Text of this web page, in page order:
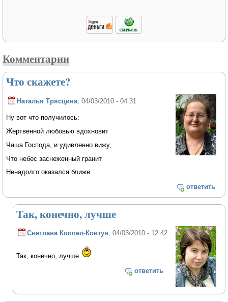
Комментарии
Что скажете?
Наталья Трясцина , 04/03/2010 - 04:31
Ну вот что получилось:
Жертвенной любовью вдохновит
Чаша Господа, и удивленно вижу,
Что небес заснеженный гранит
Ненадолго оказался ближе.
ответить
Так, конечно, лучше
Светлана Коппел-Ковтун, 04/03/2010 - 12:42
Так, конечно, лучше
ответить